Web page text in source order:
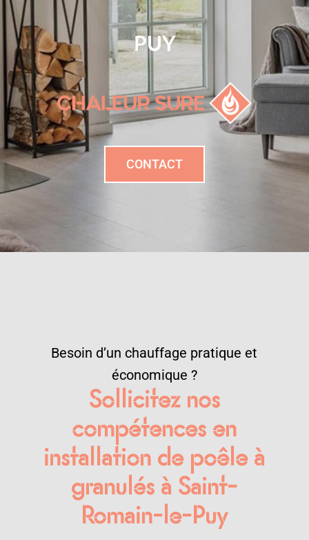
PUY
CONTACT
Besoin d’un chauffage pratique et
économique ?
Sollicitez nos
compétences en
installation de poêle à
granulés à Saint-
Romain-le-Puy